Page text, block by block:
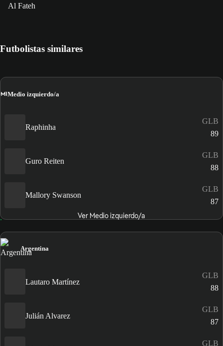
Al Fateh
Futbolistas similares
MIMedio izquierdo/a
Raphinha
GLB
89
Guro Reiten
GLB
88
Mallory Swanson
GLB
87
Ver Medio izquierdo/a
Argentina
Lautaro Martínez
GLB
88
Julián Alvarez
GLB
87
GLB